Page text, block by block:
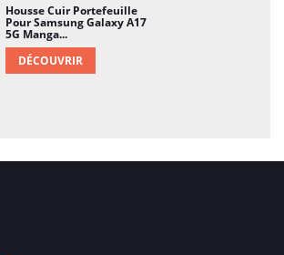
Housse Cuir Portefeuille
Pour Samsung Galaxy A17
5G Manga...
DÉCOUVRIR